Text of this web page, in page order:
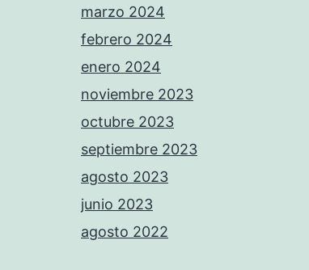
marzo 2024
febrero 2024
enero 2024
noviembre 2023
octubre 2023
septiembre 2023
agosto 2023
junio 2023
agosto 2022